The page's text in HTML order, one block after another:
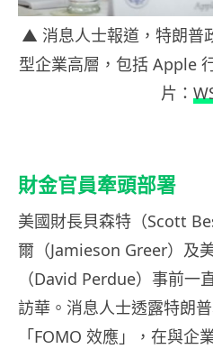
▲ 消息人士報道，特朗普
型企業高層，包括 Apple
片：
財金官員牽頭部署
美國財長貝森特（Scott
爾（Jamieson Greer）及
（David Perdue）事前一
訪華。消息人士透露特朗
「FOMO 效應」，在與企